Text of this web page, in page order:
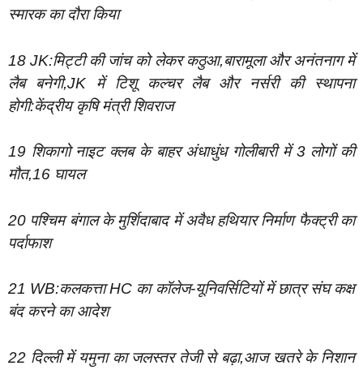
स्मारक का दौरा किया
18 JK:मिट्टी की जांच को लेकर कठुआ,बारामूला और अनंतनाग में
लैब बनेगी,JK में टिशू कल्चर लैब और नर्सरी की स्थापना
होगी:केंद्रीय कृषि मंत्री शिवराज
19 शिकागो नाइट क्लब के बाहर अंधाधुंध गोलीबारी में 3 लोगों की
मौत,16 घायल
20 पश्चिम बंगाल के मुर्शिदाबाद में अवैध हथियार निर्माण फैक्ट्री का
पर्दाफाश
21 WB:कलकत्ता HC का कॉलेज-यूनिवर्सिटियों में छात्र संघ कक्ष
बंद करने का आदेश
22 दिल्ली में यमुना का जलस्तर तेजी से बढ़ा,आज खतरे के निशान